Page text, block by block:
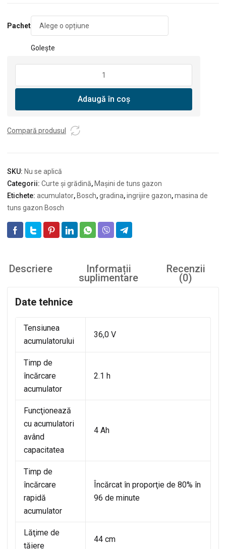
Pachet
Golește
Masina
cu
36V-
44-
750
Adaugă în coș
Compară produsul
SKU: Nu se aplică
Categorii: Curte și grădină, Mașini de tuns gazon
Etichete: acumulator, Bosch,gradina,ingrijire gazon,masina de
tuns gazon Bosch
Descriere Informații
suplimentare
Recenzii
(0)
Date tehnice
Tensiunea
acumulatorului
36,0 V
Timp de
încărcare
acumulator
2.1 h
Funcţionează
cu acumulatori
având
capacitatea
4 Ah
Timp de
încărcare
rapidă
acumulator
Încărcat în proporţie de 80% în
96 de minute
Lăţime de
tăiere
44 cm